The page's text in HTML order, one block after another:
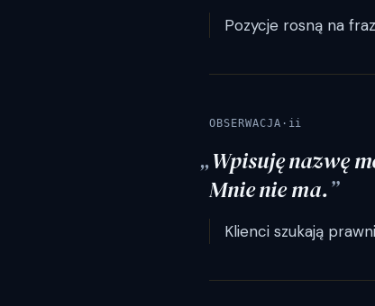
Pozycje rosną na
OBSERWACJA · ii
Wpisuję nazwę
Mnie nie ma.
Klienci szukają